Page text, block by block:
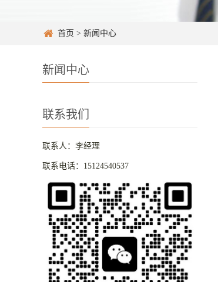
首页 > 新闻中心
新闻中心
联系我们
联系人：李经理
联系电话：15124540537